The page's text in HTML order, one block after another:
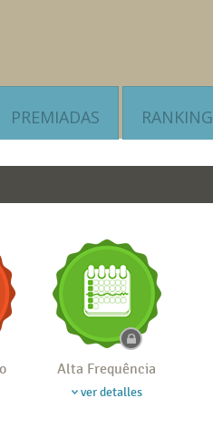
PREMIADAS RANKING
Alta Frequência
ver detalles